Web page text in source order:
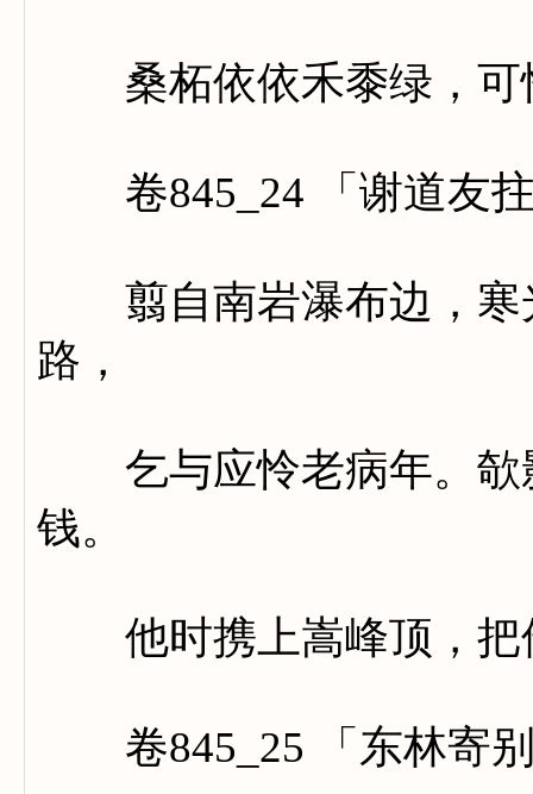
桑柘依依禾黍绿，可
卷845_24 「谢道友
翦自南岩瀑布边，寒
路，
乞与应怜老病年。欹
钱。
他时携上嵩峰顶，把
卷845_25 「东林寄别